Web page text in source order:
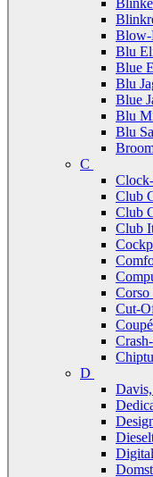
Blow-
Blu
Blue
Blu
Blue
Blu
Blu
C
Club
Club
Club
Corso
Cut-
Coupé
D